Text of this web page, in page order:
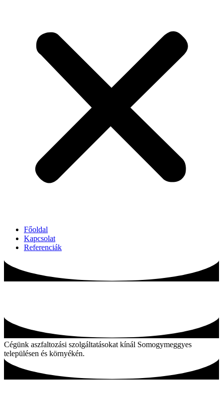
Főoldal
Kapcsolat
Referenciák
Cégünk aszfaltozási szolgáltatásokat kínál Somogymeggyes
településen és környékén.